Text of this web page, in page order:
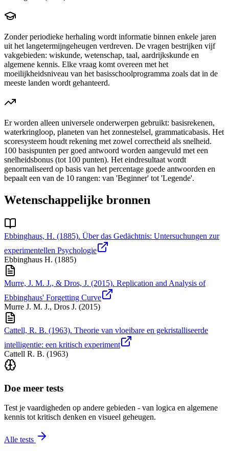
Zonder periodieke herhaling wordt informatie binnen enkele jaren
uit het langetermijngeheugen verdreven. De vragen bestrijken vijf
vakgebieden: wiskunde, wetenschap, taal, aardrijkskunde en
algemene kennis. Elke vraag komt overeen met het
moeilijkheidsniveau van het basisschoolprogramma zoals dat in de
meeste landen wordt gehanteerd.
Er worden alleen universele onderwerpen gebruikt: basisrekenen,
waterkringloop, planeten van het zonnestelsel, grammaticabasis. Het
scoresysteem houdt rekening met zowel correctheid als snelheid.
100 basispunten per goed antwoord worden aangevuld met een
snelheidsbonus (tot 100 punten). Het eindresultaat wordt
genormaliseerd op basis van het percentage goede antwoorden en
bepaalt een van de 10 rangen: van 'Beginner' tot 'Legende'.
Wetenschappelijke bronnen
Ebbinghaus, H. (1885). Über das Gedächtnis: Untersuchungen zur
experimentellen Psychologie
Ebbinghaus H. (1885)
Murre, J. M. J., & Dros, J. (2015). Replication and Analysis of
Ebbinghaus' Forgetting Curve
Murre J. M. J., Dros J. (2015)
Cattell, R. B. (1963). Theorie van vloeibare en gekristalliseerde
intelligentie: een kritisch experiment
Cattell R. B. (1963)
Doe meer tests
Test je vaardigheden op andere gebieden - van logica en algemene
kennis tot kritisch denken en visueel geheugen.
Alle tests